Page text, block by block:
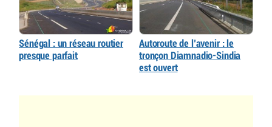
Sénégal : un réseau routier
presque parfait
Autoroute de l’avenir : le
tronçon Diamnadio-Sindia
est ouvert